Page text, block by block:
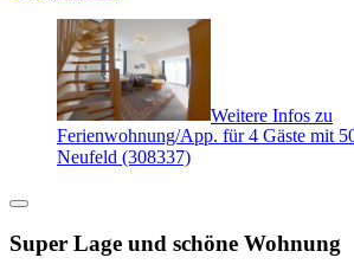
Weitere Infos zu
Ferienwohnung/App. für 4 Gäste mit
Neufeld (308337)
Super Lage und schöne Wohnung